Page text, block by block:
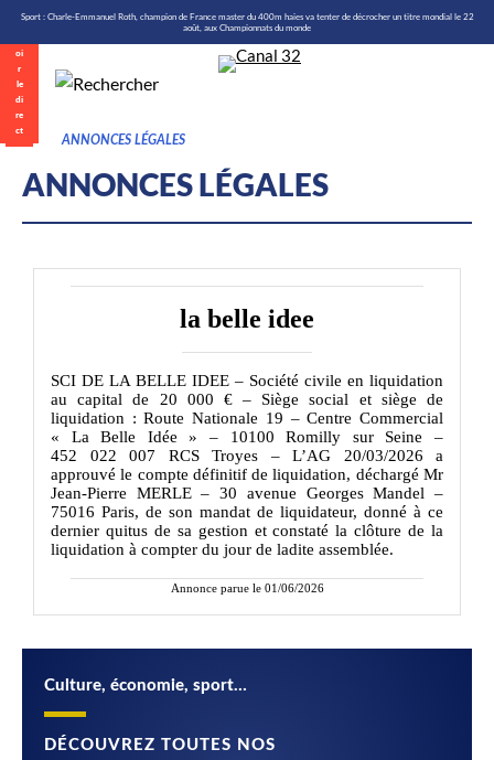
Aller
au
contenu
Sport : Charle-Emmanuel Roth, champion de France master du 400m haies va tenter de décrocher un titre mondial le 22
août, aux Championnats du monde
ANNONCES LÉGALES
ANNONCES LÉGALES
la belle idee
SCI DE LA BELLE IDEE – Société civile en liquidation
au capital de 20 000 € – Siège social et siège de
liquidation : Route Nationale 19 – Centre Commercial
« La Belle Idée » – 10100 Romilly sur Seine –
452 022 007 RCS Troyes – L’AG 20/03/2026 a
approuvé le compte définitif de liquidation, déchargé Mr
Jean-Pierre MERLE – 30 avenue Georges Mandel –
75016 Paris, de son mandat de liquidateur, donné à ce
dernier quitus de sa gestion et constaté la clôture de la
liquidation à compter du jour de ladite assemblée.
Annonce parue le 01/06/2026
Culture, économie, sport…
DÉCOUVREZ TOUTES NOS